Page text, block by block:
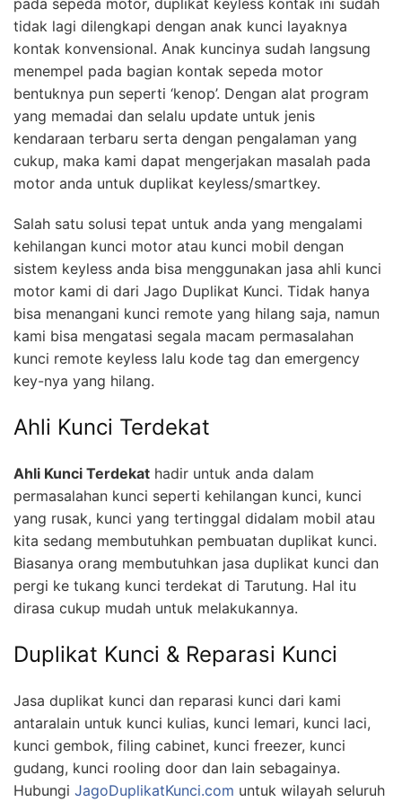
tidak lagi dilengkapi dengan anak kunci layaknya
kontak konvensional. Anak kuncinya sudah langsung
menempel pada bagian kontak sepeda motor
bentuknya pun seperti ‘kenop’. Dengan alat program
yang memadai dan selalu update untuk jenis
kendaraan terbaru serta dengan pengalaman yang
cukup, maka kami dapat mengerjakan masalah pada
motor anda untuk duplikat keyless/smartkey.
Salah satu solusi tepat untuk anda yang mengalami
kehilangan kunci motor atau kunci mobil dengan
sistem keyless anda bisa menggunakan jasa ahli kunci
motor kami di dari Jago Duplikat Kunci. Tidak hanya
bisa menangani kunci remote yang hilang saja, namun
kami bisa mengatasi segala macam permasalahan
kunci remote keyless lalu kode tag dan emergency
key-nya yang hilang.
Ahli Kunci Terdekat
Ahli Kunci Terdekat hadir untuk anda dalam
permasalahan kunci seperti kehilangan kunci, kunci
yang rusak, kunci yang tertinggal didalam mobil atau
kita sedang membutuhkan pembuatan duplikat kunci.
Biasanya orang membutuhkan jasa duplikat kunci dan
pergi ke tukang kunci terdekat di Tarutung. Hal itu
dirasa cukup mudah untuk melakukannya.
Duplikat Kunci & Reparasi Kunci
Jasa duplikat kunci dan reparasi kunci dari kami
antaralain untuk kunci kulias, kunci lemari, kunci laci,
kunci gembok, filing cabinet, kunci freezer, kunci
gudang, kunci rooling door dan lain sebagainya.
Hubungi JagoDuplikatKunci.com untuk wilayah seluruh